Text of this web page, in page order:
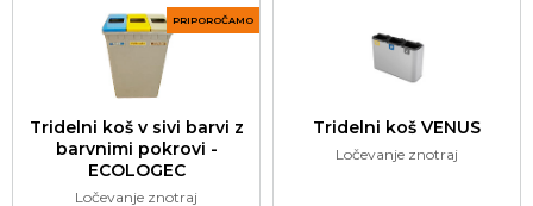
PRIPOROČAMO
Tridelni koš v sivi barvi z
barvnimi pokrovi -
ECOLOGEC
Ločevanje znotraj
Tridelni koš VENUS
Ločevanje znotraj